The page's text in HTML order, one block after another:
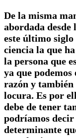
De la misma
abordada
este último siglo
ciencia la que
la persona que
ya que
razón y también
locura. Es por
debe de tener
podríamos decir
determinante